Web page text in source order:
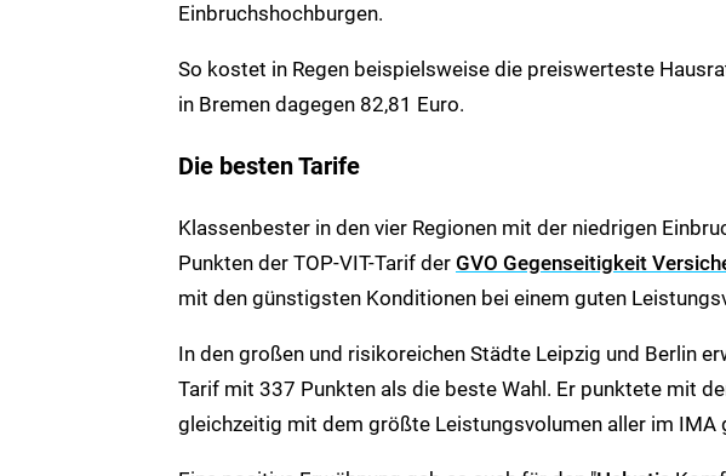
Einbruchshochburgen.
So kostet in Regen beispielsweise die preiswerteste
in Bremen dagegen 82,81 Euro.
Die besten Tarife
Klassenbester in den vier Regionen mit der niedrigen
Punkten der TOP-VIT-Tarif der GVO Gegenseitigkeit
mit den günstigsten Konditionen bei einem guten
In den großen und risikoreichen Städte Leipzig und Berlin
Tarif mit 337 Punkten als die beste Wahl. Er punktete mit
gleichzeitig mit dem größte Leistungsvolumen aller im IMA